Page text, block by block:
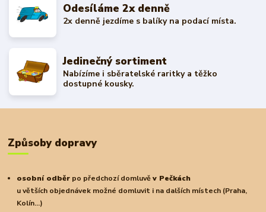
Odesíláme 2x denně
2x denně jezdíme s balíky na podací místa.
Jedinečný sortiment
Nabízíme i sběratelské raritky a těžko
dostupné kousky.
Způsoby dopravy
osobní odběr po předchozí domluvěv Pečkách
u větších objednávek možné domluvit i na dalších místech (Praha,
Kolín...)